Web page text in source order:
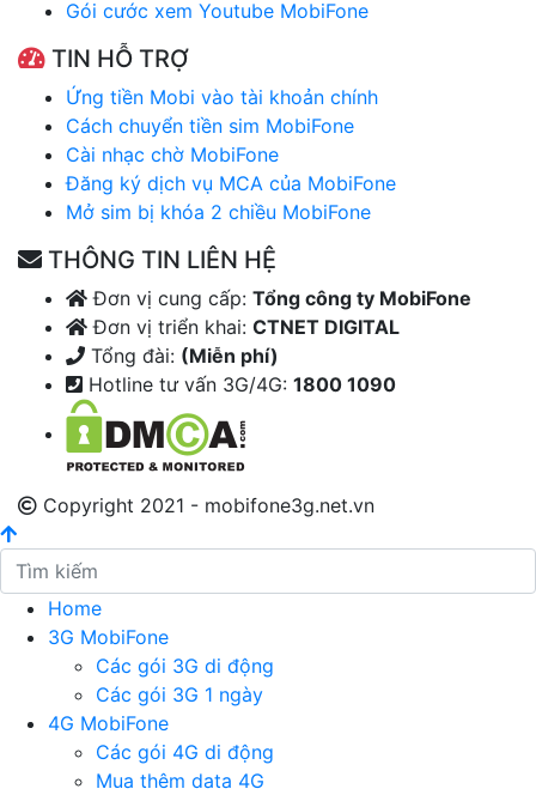
Gói cước xem Youtube MobiFone
TIN HỖ TRỢ
Ứng tiền Mobi vào tài khoản chính
Cách chuyển tiền sim MobiFone
Cài nhạc chờ MobiFone
Đăng ký dịch vụ MCA của MobiFone
Mở sim bị khóa 2 chiều MobiFone
THÔNG TIN LIÊN HỆ
Đơn vị cung cấp: Tổng công ty MobiFone
Đơn vị triển khai: CTNET DIGITAL
Tổng đài: (Miễn phí)
Hotline tư vấn 3G/4G: 1800 1090
Copyright 2021 - mobifone3g.net.vn
Home
3G MobiFone
Các gói 3G di động
Các gói 3G 1 ngày
4G MobiFone
Các gói 4G di động
Mua thêm data 4G